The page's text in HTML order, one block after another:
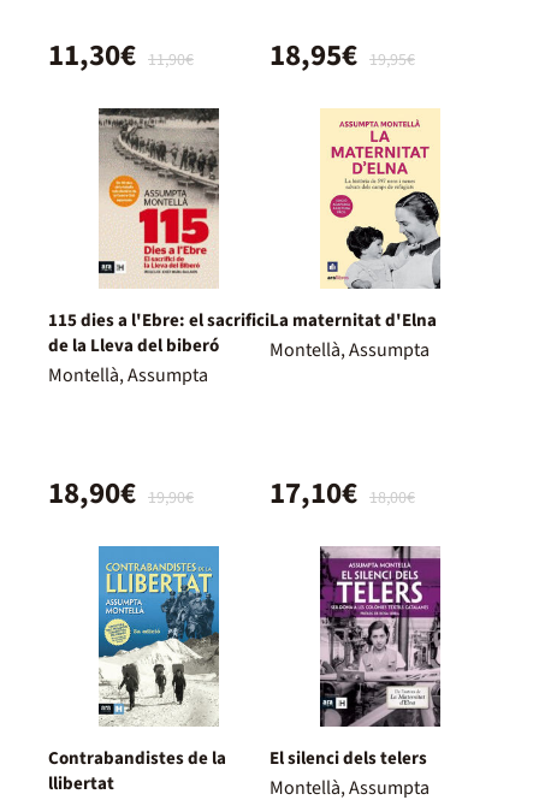
11,90€
11,30€ 19,95€
18,95€
115 dies a l'Ebre: el sacrifici
de la Lleva del biberó
Montellà, Assumpta
19,90€
18,90€
La maternitat d'Elna
Montellà, Assumpta
18,00€
17,10€
Contrabandistes de la
llibertat
El silenci dels telers
Montellà, Assumpta